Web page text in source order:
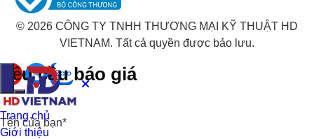
© 2026 CÔNG TY TNHH THƯƠNG MẠI KỸ THUẬT HD
VIETNAM. Tất cả quyền được bảo lưu.
Yêu cầu báo giá
Tên của bạn*
Trang chủ
Giới thiệu